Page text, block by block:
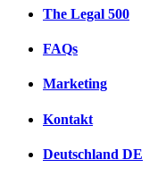
The Legal 500
FAQs
Marketing
Kontakt
Deutschland DE